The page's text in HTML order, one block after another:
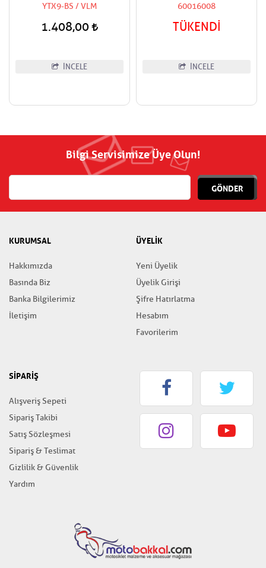
Triumph-Vespa-Yamaha
Uyumlu VLM Bakımsız Akü
YTX9-BS / VLM
1.408,00
İNCELE
Teker Sağ - Ön Teker Sol -
Arka Teker Sağ - Arka Teker
Sol Rulmanı - Bilyası
60016008
TÜKENDİ
İNCELE
Bilgi Servisimize Üye Olun!
GÖNDER
KURUMSAL
Hakkımızda
Basında Biz
Banka Bilgilerimiz
İletişim
ÜYELİK
Yeni Üyelik
Üyelik Girişi
Şifre Hatırlatma
Hesabım
Favorilerim
SİPARİŞ
Alışveriş Sepeti
Sipariş Takibi
Satış Sözleşmesi
Sipariş & Teslimat
Gizlilik & Güvenlik
Yardım